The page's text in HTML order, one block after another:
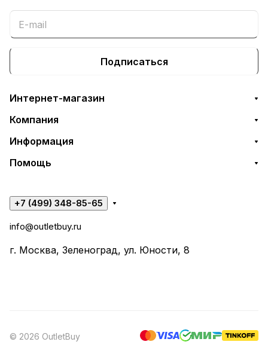
Подписаться
Интернет-магазин
Компания
Информация
Помощь
+7 (499) 348-85-65
info@outletbuy.ru
г. Москва, Зеленоград, ул. Юности, 8
© 2026 OutletBuy